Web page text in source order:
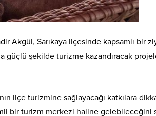
Akgül, Sarıkaya ilçesinde kapsamlı bir
güçlü şekilde turizme kazandıracak
ilçe turizmine sağlayacağı katkılara
bir turizm merkezi haline gelebileceğini